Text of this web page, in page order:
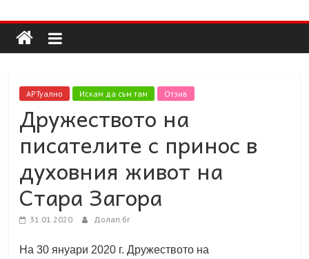
to
content
Долап
БГ
култура|
пътешествия|
мода|
събития|
кухня|
реклама|
минало|
АРТуално Искам да съм там Отзив
Дружеството на
писателите с принос в
духовния живот на
Стара Загора
31.01.2020 Долап.бг
На 30 януари 2020 г. Дружеството на